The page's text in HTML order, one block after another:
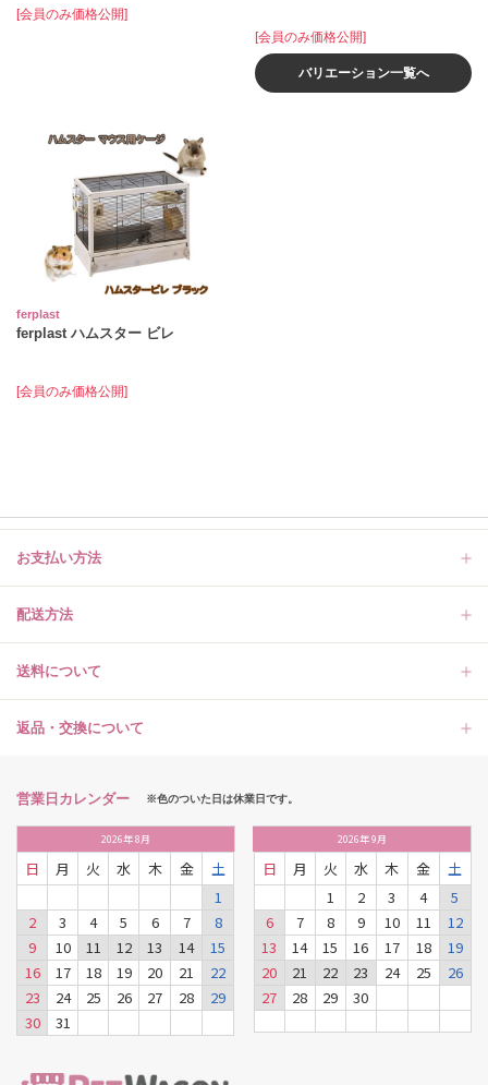
[会員のみ価格公開]
[会員のみ価格公開]
バリエーション一覧へ
ferplast
ferplast ハムスター ビレ
[会員のみ価格公開]
お支払い方法
配送方法
送料について
返品・交換について
営業日カレンダー ※色のついた日は休業日です。
2026年8月
日 月 火 水 木 金
土
1
2
3 4 5 6 7
8
9
10 11 12 13 14
15
16
17 18 19 20 21
22
23
24 25 26 27 28
29
30
31
2026年9月
日 月 火 水 木 金
土
1
2 3 4
5
6
7 8 9 10 11
12
13
14 15 16 17 18
19
20
21 22 23 24 25
26
27
28 29 30